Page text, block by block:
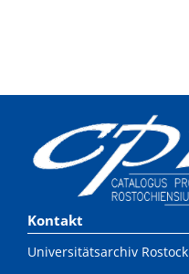
Kontakt
Universitätsarchiv Rostock